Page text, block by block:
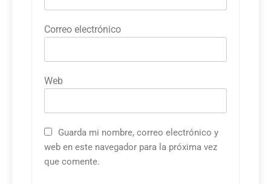
Correo electrónico
Web
Guarda mi nombre, correo electrónico y
web en este navegador para la próxima vez
que comente.